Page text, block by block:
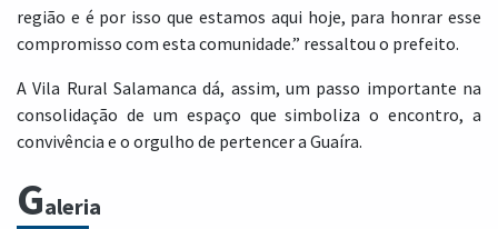
região e é por isso que estamos aqui hoje, para honrar esse
compromisso com esta comunidade.” ressaltou o prefeito.
A Vila Rural Salamanca dá, assim, um passo importante na
consolidação de um espaço que simboliza o encontro, a
convivência e o orgulho de pertencer a Guaíra.
Galeria